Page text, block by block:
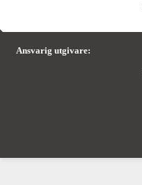
Ansvarig utgivare: